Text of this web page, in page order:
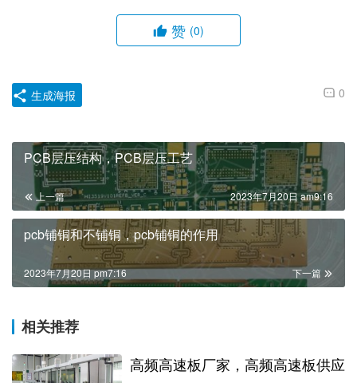
赞 (0)
0
生成海报
PCB层压结构，PCB层压工艺
上一篇 2023年7月20日 am9:16
pcb铺铜和不铺铜，pcb铺铜的作用
下一篇
2023年7月20日 pm7:16
相关推荐
高频高速板厂家，高频高速板供应